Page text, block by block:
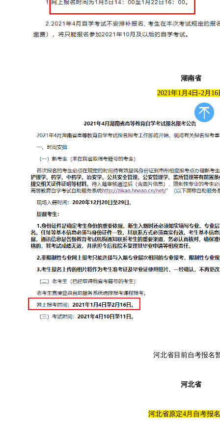
湖南省
2021年1月4日-2月16
河北省目前自考报名
河北省
河北省原定4月自考报